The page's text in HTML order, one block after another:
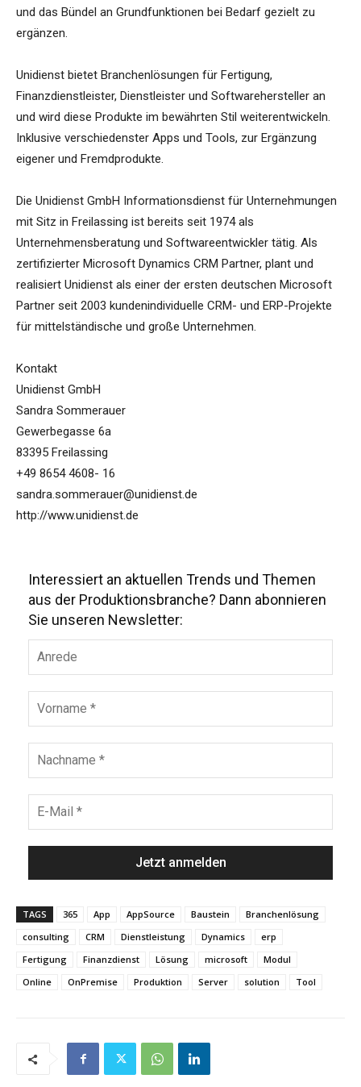
und das Bündel an Grundfunktionen bei Bedarf gezielt zu
ergänzen.
Unidienst bietet Branchenlösungen für Fertigung,
Finanzdienstleister, Dienstleister und Softwarehersteller an
und wird diese Produkte im bewährten Stil weiterentwickeln.
Inklusive verschiedenster Apps und Tools, zur Ergänzung
eigener und Fremdprodukte.
Die Unidienst GmbH Informationsdienst für Unternehmungen
mit Sitz in Freilassing ist bereits seit 1974 als
Unternehmensberatung und Softwareentwickler tätig. Als
zertifizierter Microsoft Dynamics CRM Partner, plant und
realisiert Unidienst als einer der ersten deutschen Microsoft
Partner seit 2003 kundenindividuelle CRM- und ERP-Projekte
für mittelständische und große Unternehmen.
Kontakt
Unidienst GmbH
Sandra Sommerauer
Gewerbegasse 6a
83395 Freilassing
+49 8654 4608- 16
sandra.sommerauer@unidienst.de
http://www.unidienst.de
Interessiert an aktuellen Trends und Themen
aus der Produktionsbranche? Dann abonnieren
Sie unseren Newsletter:
TAGS 365 App AppSource Baustein
Branchenlösung
consulting
CRM Dienstleistung Dynamics
erp
Fertigung
Finanzdienst Lösung microsoft
Modul
Online
OnPremise Produktion Server solution Tool